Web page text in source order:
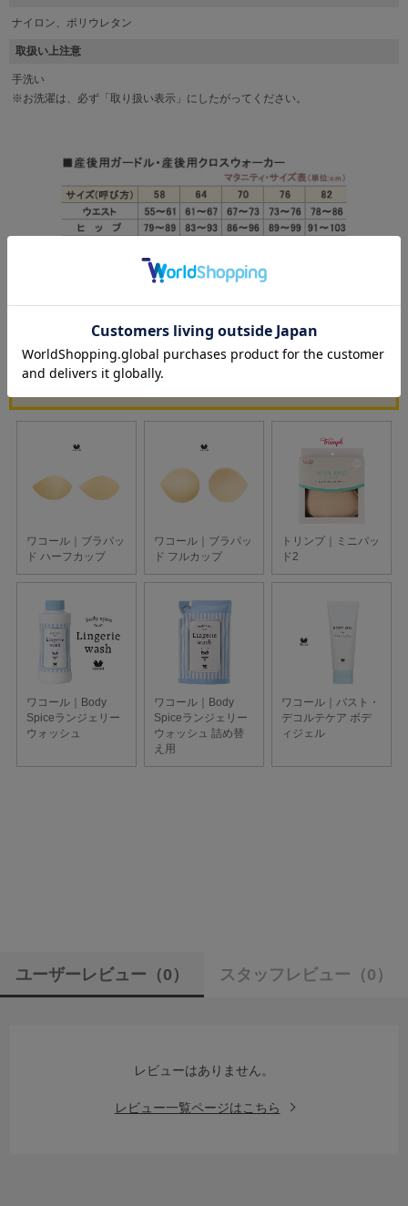
ナイロン、ポリウレタン
取扱い上注意
手洗い
※お洗濯は、必ず「取り扱い表示」にしたがってください。
ユーザーレビュー （0） スタッフレビュー （0）
レビューはありません。
レビュー一覧ページはこちら